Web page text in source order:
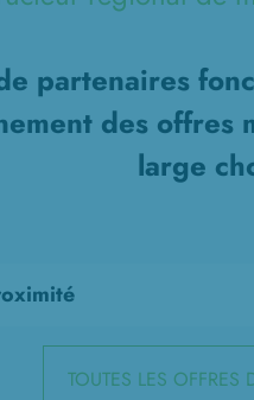
partenaires
des offres
large
TOUTES LES OFFRES